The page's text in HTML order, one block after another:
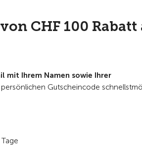
CHF 100 Rabatt
mit Ihrem Namen sowie Ihrer
Gutscheincode